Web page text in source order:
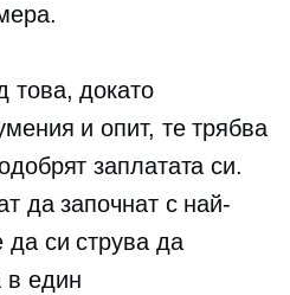
това, докато
и опит, те трябва
заплатата си.
да започнат с най-
да си струва да
в един